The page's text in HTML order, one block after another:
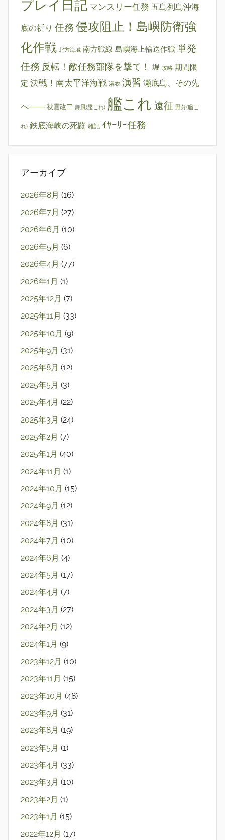
プレイ日記 マンスリー任務 五島列島沖海
底の祈り 任務 侵攻阻止！島嶼防衛強
化作戦 北方海域 南方戦線 島嶼海上輸送作戦 単発
任務 反転！敵任務部隊を撃て！ 堀 攻略 期間限
定 決戦！南太平洋海戦 浴衣 演習 瀬底島、その先
へ―― 秋雲改二 舞風(艦これ) 艦これ 遠征 野分(艦こ
れ) 鉄底海峡の死闘 雑記 ｲﾔｰﾘｰ任務
アーカイブ
2026年8月 (16)
2026年7月 (27)
2026年6月 (10)
2026年5月 (6)
2026年4月 (77)
2026年1月 (1)
2025年12月 (7)
2025年11月 (33)
2025年10月 (9)
2025年9月 (31)
2025年8月 (12)
2025年5月 (3)
2025年4月 (22)
2025年3月 (24)
2025年2月 (7)
2025年1月 (40)
2024年11月 (1)
2024年10月 (15)
2024年9月 (12)
2024年8月 (31)
2024年7月 (10)
2024年6月 (4)
2024年5月 (17)
2024年4月 (7)
2024年3月 (27)
2024年2月 (12)
2024年1月 (9)
2023年12月 (10)
2023年11月 (15)
2023年10月 (48)
2023年9月 (31)
2023年8月 (19)
2023年5月 (1)
2023年4月 (33)
2023年3月 (10)
2023年2月 (1)
2023年1月 (15)
2022年12月 (17)